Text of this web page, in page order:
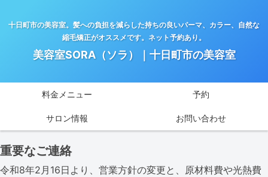
十日町市の美容室。髪への負担を減らした持ちの良いパーマ、カラー、自然な
縮毛矯正がオススメです。ネット予約あり。
美容室SORA（ソラ）｜十日町市の美容室
料金メニュー 予約
サロン情報 お問い合わせ
重要なご連絡
令和8年2月16日より、営業方針の変更と、原材料費や光熱費